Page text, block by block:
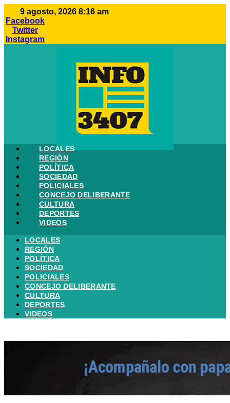
al
contenido
9 agosto, 2026 8:16 am
Facebook
Twitter
Instagram
LOCALES
REGIÓN
POLÍTICA
SOCIEDAD
POLICIALES
CONCEJO DELIBERANTE
CULTURA
DEPORTES
VIDEOS
LOCALES
REGIÓN
POLÍTICA
SOCIEDAD
POLICIALES
CONCEJO DELIBERANTE
CULTURA
DEPORTES
VIDEOS